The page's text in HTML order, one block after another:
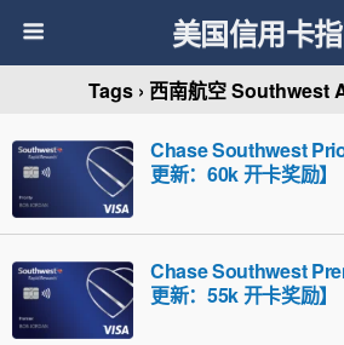
美国信用卡
Tags › 西南航空 Southwest
Chase Southwest
更新：60k 开卡奖励】
Chase Southwest
更新：55k 开卡奖励】